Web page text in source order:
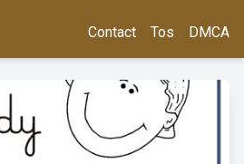
Contact Tos DMCA